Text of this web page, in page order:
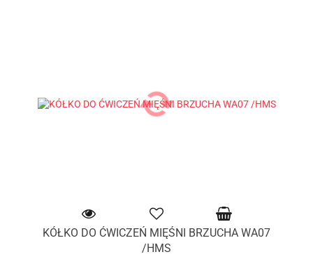
KÓŁKO DO ĆWICZEŃ MIĘŚNI BRZUCHA WA07
/HMS